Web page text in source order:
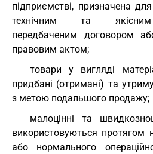
підприємстві, призначена
технічним та якісним
передбаченим договором
правовим актом;
товари у вигляді
придбані (отримані) та
з метою подальшого продажу;
малоцінні та
використовуються протягом
або нормального